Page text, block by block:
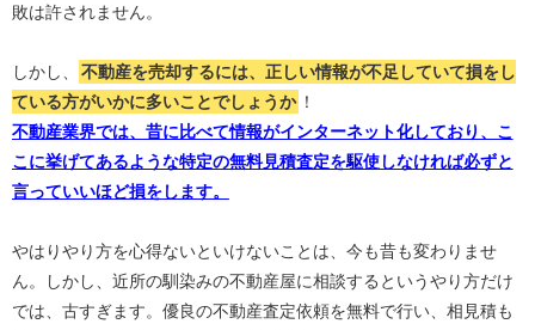
敗は許されません。
しかし、
不動産を売却するには、正しい情報が不足していて損をし
ている方がいかに多いことでしょうか ！
不動産業界では、昔に比べて情報がインターネット化しており、こ
こに挙げてあるような特定の無料見積査定を駆使しなければ必ずと
言っていいほど損をします。
やはりやり方を心得ないといけないことは、今も昔も変わりませ
ん。しかし、近所の馴染みの不動産屋に相談するというやり方だけ
では、古すぎます。優良の不動産査定依頼を無料で行い、相見積も